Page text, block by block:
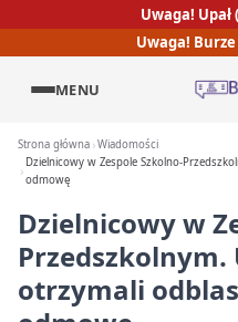
Uwaga!
Uwaga!
MENU
Strona główna Wiadomości
Dzielnicowy w Zespole Szkolno-
odmowę
Dzielnicowy w
Przedszkolnym.
otrzymali